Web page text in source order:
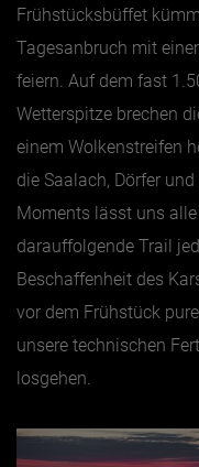
Frühstücksbüffet
Tagesanbruch mit
feiern. Auf dem fast
Wetterspitze brechen
einem Wolkenstreifen
die Saalach, Dörfer
Moments lässt uns
darauffolgende Trail
Beschaffenheit des
vor dem Frühstück
unsere technischen
losgehen.